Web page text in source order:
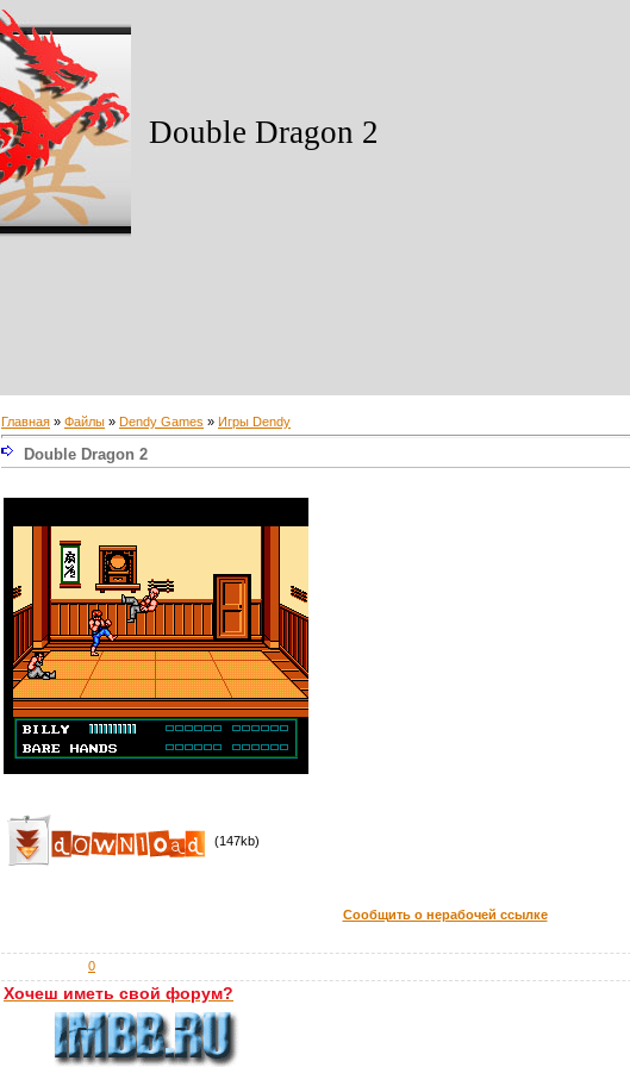
Double Dragon 2
Главная » Файлы » Dendy Games » Игры Dendy
Double Dragon 2
(147kb)
Сообщить о нерабочей ссылке
0
Хочеш иметь свой форум?